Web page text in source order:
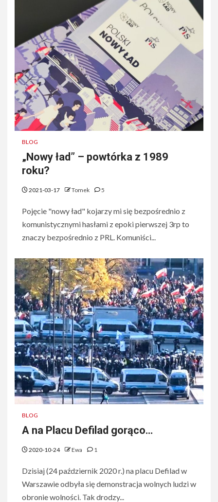
BLOG
„Nowy ład” – powtórka z 1989
roku?
2021-03-17 Tomek 5
Pojęcie "nowy ład" kojarzy mi się bezpośrednio z
komunistycznymi hasłami z epoki pierwszej 3rp to
znaczy bezpośrednio z PRL. Komuniści...
BLOG
A na Placu Defilad gorąco…
2020-10-24 Ewa 1
Dzisiaj (24 październik 2020 r.) na placu Defilad w
Warszawie odbyła się demonstracja wolnych ludzi w
obronie wolności. Tak drodzy...